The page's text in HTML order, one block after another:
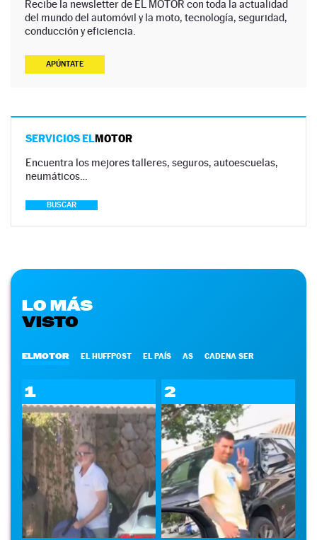
Recibe la newsletter de EL MOTOR con toda la actualidad
del mundo del automóvil y la moto, tecnología, seguridad,
conducción y eficiencia.
APÚNTATE
SERVICIOS ELMOTOR
Encuentra los mejores talleres, seguros, autoescuelas,
neumáticos…
BUSCAR
LO MÁS
VISTO
ELMOTOR EL HUFFPOST EL PAÍS AS CADENA SER
1 2